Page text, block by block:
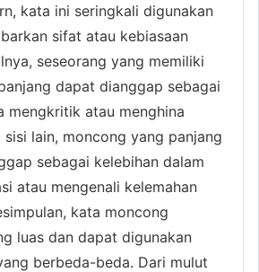
kata ini seringkali digunakan
sifat atau kebiasaan
seseorang yang memiliki
dapat dianggap sebagai
mengkritik atau menghina
sisi lain, moncong yang panjang
sebagai kelebihan dalam
atau mengenali kelemahan
kata moncong
luas dan dapat digunakan
berbeda-beda. Dari mulut